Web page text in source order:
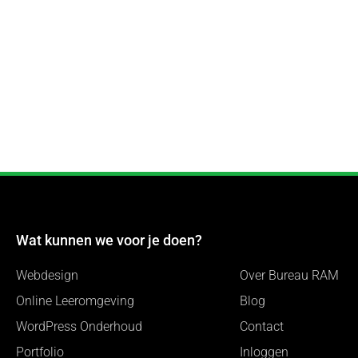
Wat kunnen we voor je doen?
Webdesign
Online Leeromgeving
WordPress Onderhoud
Portfolio
Over Bureau RAM
Blog
Contact
Inloggen